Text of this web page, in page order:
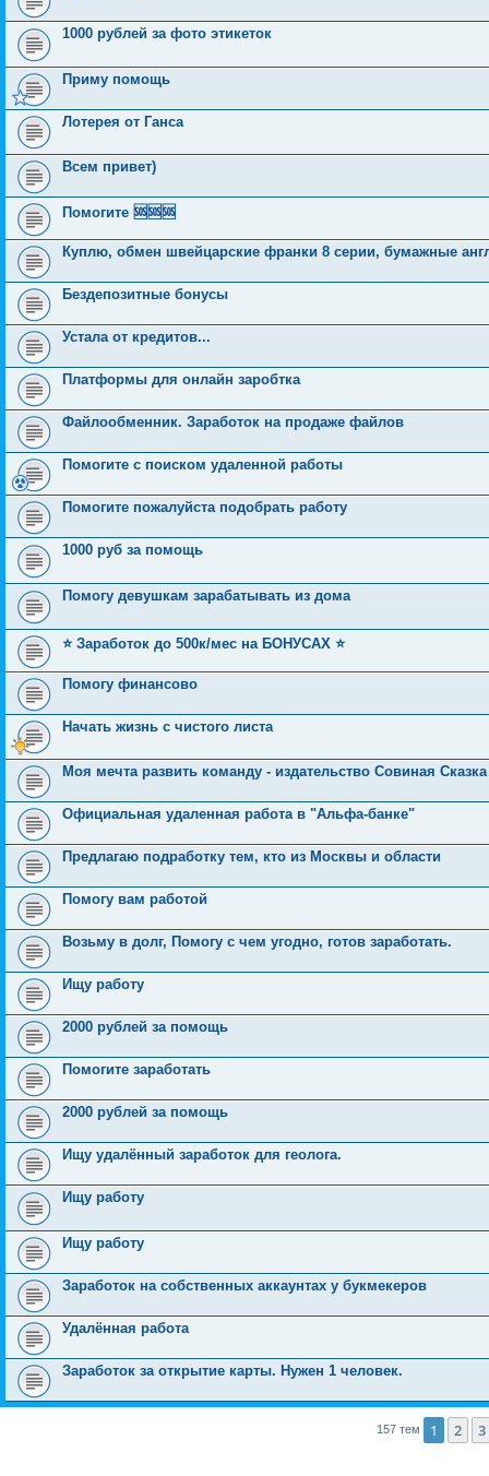
1000 рублей за фото этикеток
Приму помощь
Лотерея от Ганса
Всем привет)
Помогите 🆘🆘🆘
Куплю, обмен швейцарские франки 8 серии, бумажные
Бездепозитные бонусы
Устала от кредитов...
Платформы для онлайн заробтка
Файлообменник. Заработок на продаже файлов
Помогите с поиском удаленной работы
Помогите пожалуйста подобрать работу
1000 руб за помощь
Помогу девушкам зарабатывать из дома
⭐️ Заработок до 500к/мес на БОНУСАХ ⭐️
Помогу финансово
Начать жизнь с чистого листа
Моя мечта развить команду - издательство Совиная
Официальная удаленная работа в "Альфа-банке"
Предлагаю подработку тем, кто из Москвы и области
Помогу вам работой
Возьму в долг, Помогу с чем угодно, готов заработать.
Ищу работу
2000 рублей за помощь
Помогите заработать
2000 рублей за помощь
Ищу удалённый заработок для геолога.
Ищу работу
Ищу работу
Заработок на собственных аккаунтах у букмекеров
Удалённая работа
Заработок за открытие карты. Нужен 1 человек.
157 тем 1 2 3